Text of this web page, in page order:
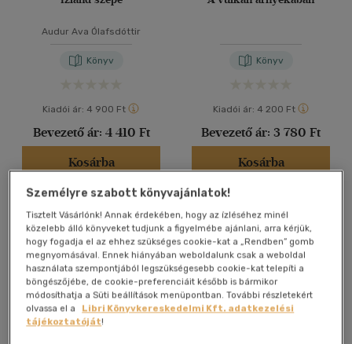
Audur Ava Ólafsdóttir
Könyv
Kiadói ár: 4 900 Ft
Bevezető ár: 4 410 Ft
Kosárba
Könyv
Kiadói ár: 4 200 Ft
Bevezető ár: 3 780 Ft
Kosárba
Személyre szabott könyvajánlatok!
Tisztelt Vásárlónk! Annak érdekében, hogy az ízléséhez minél
közelebb álló könyveket tudjunk a figyelmébe ajánlani, arra kérjük,
hogy fogadja el az ehhez szükséges cookie-kat a „Rendben” gomb
megnyomásával. Ennek hiányában weboldalunk csak a weboldal
használata szempontjából legszükségesebb cookie-kat telepíti a
böngészőjébe, de cookie-preferenciáit később is bármikor
módosíthatja a Süti beállítások menüpontban. További részletekért
olvassa el a
Libri Könyvkereskedelmi Kft. adatkezelési
tájékoztatóját!